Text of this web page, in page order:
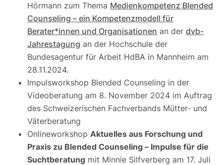
Hörmann zum Thema Medienkompetenz Blended
Counseling – ein Kompetenzmodell für
Berater*innen und Organisationen an der dvb-
Jahrestagung an der Hochschule der
Bundesagentur für Arbeit HdBA in Mannheim am
28.11.2024.
Impulsworkshop Blended Counseling in der
Videoberatung am 8. November 2024 im Auftrag
des Schweizerischen Fachverbands Mütter- und
Väterberatung
Onlineworkshop Aktuelles aus Forschung und
Praxis zu Blended Counseling – Impulse für die
Suchtberatung mit Minnie Silfverberg am 17. Juli